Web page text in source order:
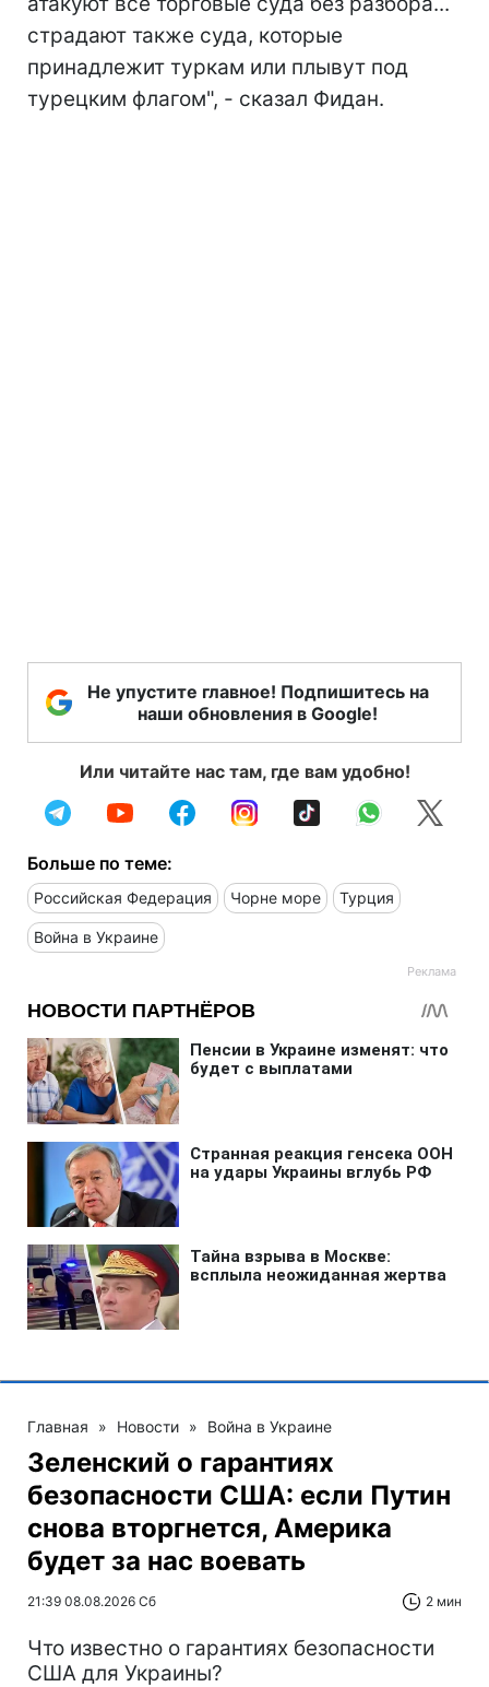
страдают также суда, которые
принадлежит туркам или плывут под
турецким флагом", - сказал Фидан.
Не упустите главное! Подпишитесь на
наши обновления в Google!
Или читайте нас там, где вам удобно!
Больше по теме:
Российская Федерация Чорне море Турция
Война в Украине
Главная » Новости » Война в Украине
Зеленский о гарантиях
безопасности США: если Путин
снова вторгнется, Америка
будет за нас воевать
21:39 08.08.2026 Сб 2 мин
Что известно о гарантиях безопасности
США для Украины?